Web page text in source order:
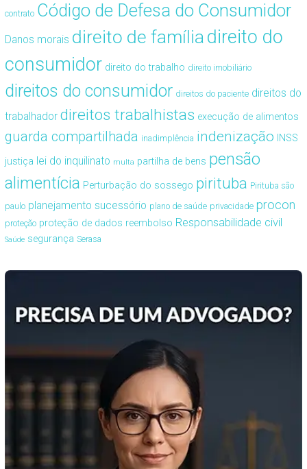
contrato Código de Defesa do Consumidor
Danos morais direito de famíliadireito do
consumidor direito do trabalho direito imobiliário
direitos do consumidor direitos do paciente direitos do
trabalhador direitos trabalhistas execução de alimentos
guarda compartilhada inadimplência indenização INSS
justiça lei do inquilinato multa partilha de bens pensão
alimentícia Perturbação do sossego pirituba Pirituba são
paulo planejamento sucessório plano de saúde privacidade procon
proteção proteção de dados reembolso Responsabilidade civil
Saúde segurança Serasa